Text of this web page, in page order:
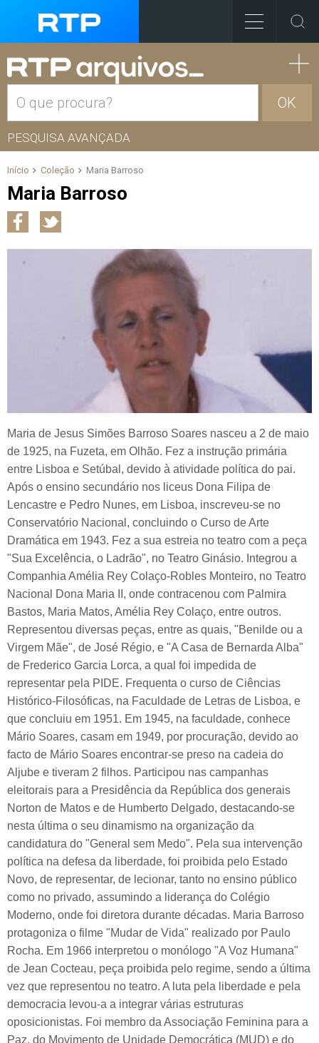
OK
PESQUISA AVANÇADA
Início Coleção Maria Barroso
Maria Barroso
Maria de Jesus Simões Barroso Soares nasceu a 2 de maio
de 1925, na Fuzeta, em Olhão. Fez a instrução primária
entre Lisboa e Setúbal, devido à atividade política do pai.
Após o ensino secundário nos liceus Dona Filipa de
Lencastre e Pedro Nunes, em Lisboa, inscreveu-se no
Conservatório Nacional, concluindo o Curso de Arte
Dramática em 1943. Fez a sua estreia no teatro com a peça
"Sua Excelência, o Ladrão", no Teatro Ginásio. Integrou a
Companhia Amélia Rey Colaço-Robles Monteiro, no Teatro
Nacional Dona Maria II, onde contracenou com Palmira
Bastos, Maria Matos, Amélia Rey Colaço, entre outros.
Representou diversas peças, entre as quais, "Benilde ou a
Virgem Mãe", de José Régio, e "A Casa de Bernarda Alba"
de Frederico Garcia Lorca, a qual foi impedida de
representar pela PIDE. Frequenta o curso de Ciências
Histórico-Filosóficas, na Faculdade de Letras de Lisboa, e
que concluiu em 1951. Em 1945, na faculdade, conhece
Mário Soares, casam em 1949, por procuração, devido ao
facto de Mário Soares encontrar-se preso na cadeia do
Aljube e tiveram 2 filhos. Participou nas campanhas
eleitorais para a Presidência da República dos generais
Norton de Matos e de Humberto Delgado, destacando-se
nesta última o seu dinamismo na organização da
candidatura do "General sem Medo". Pela sua intervenção
política na defesa da liberdade, foi proibida pelo Estado
Novo, de representar, de lecionar, tanto no ensino público
como no privado, assumindo a liderança do Colégio
Moderno, onde foi diretora durante décadas. Maria Barroso
protagoniza o filme "Mudar de Vida" realizado por Paulo
Rocha. Em 1966 interpretou o monólogo "A Voz Humana"
de Jean Cocteau, peça proibida pelo regime, sendo a última
vez que representou no teatro. A luta pela liberdade e pela
democracia levou-a a integrar várias estruturas
oposicionistas. Foi membro da Associação Feminina para a
Paz, do Movimento de Unidade Democrática (MUD) e do